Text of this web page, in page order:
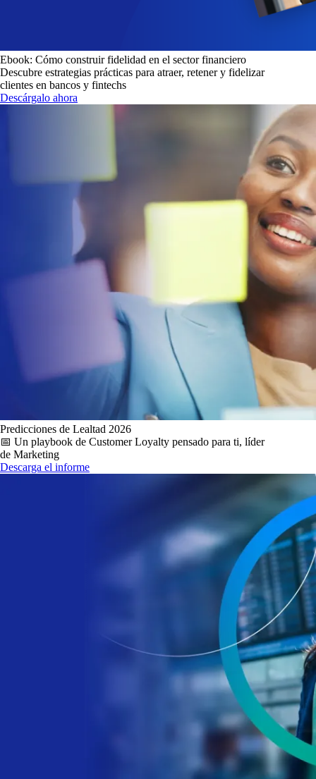
Ebook: Cómo construir fidelidad en el sector financiero
Descubre estrategias prácticas para atraer, retener y fidelizar
clientes en bancos y fintechs
Descárgalo ahora
Predicciones de Lealtad 2026
📅 Un playbook de Customer Loyalty pensado para ti, líder
de Marketing
Descarga el informe